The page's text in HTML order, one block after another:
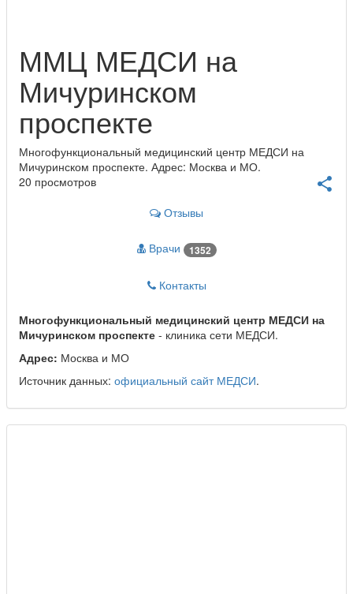
ММЦ МЕДСИ на
Мичуринском
проспекте
Многофункциональный медицинский центр МЕДСИ на
Мичуринском проспекте. Адрес: Москва и МО.
share
20 просмотров
Отзывы
Врачи 1352
Контакты
Многофункциональный медицинский центр МЕДСИ на
Мичуринском проспекте - клиника сети МЕДСИ.
Адрес: Москва и МО
Источник данных: официальный сайт МЕДСИ.